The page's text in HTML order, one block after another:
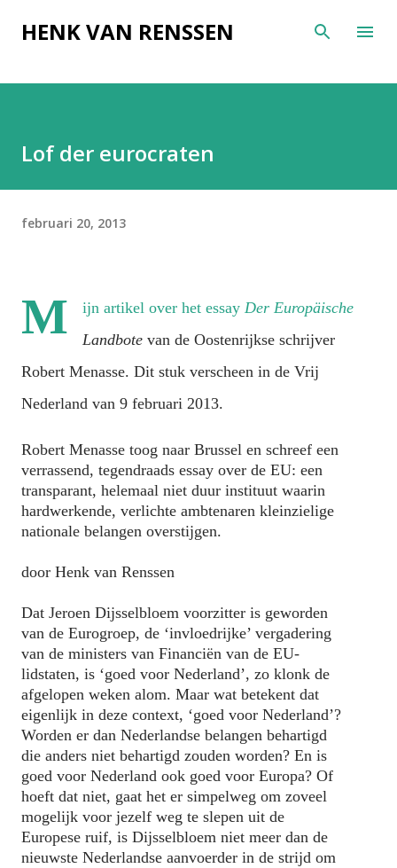
Doorgaan naar hoofdcontent
HENK VAN RENSSEN
Lof der eurocraten
februari 20, 2013
M ijn artikel over het essay Der Europäische
Landbote van de Oostenrijkse schrijver
Robert Menasse. Dit stuk verscheen in de Vrij
Nederland van 9 februari 2013.
Robert Menasse toog naar Brussel en schreef een
verrassend, tegendraads essay over de EU: een
transparant, helemaal niet duur instituut waarin
hardwerkende, verlichte ambtenaren kleinzielige
nationale belangen overstijgen.
door Henk van Renssen
Dat Jeroen Dijsselbloem voorzitter is geworden
van de Eurogroep, de ‘invloedrijke’ vergadering
van de ministers van Financiën van de EU-
lidstaten, is ‘goed voor Nederland’, zo klonk de
afgelopen weken alom. Maar wat betekent dat
eigenlijk in deze context, ‘goed voor Nederland’?
Worden er dan Nederlandse belangen behartigd
die anders niet behartigd zouden worden? En is
goed voor Nederland ook goed voor Europa? Of
hoeft dat niet, gaat het er simpelweg om zoveel
mogelijk voor jezelf weg te slepen uit de
Europese ruif, is Dijsselbloem niet meer dan de
nieuwste Nederlandse aanvoerder in de strijd om